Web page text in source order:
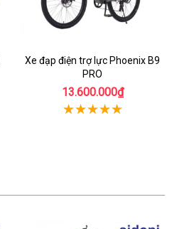
Xe đạp điện trợ lực Phoenix B9
PRO
13.600.000₫